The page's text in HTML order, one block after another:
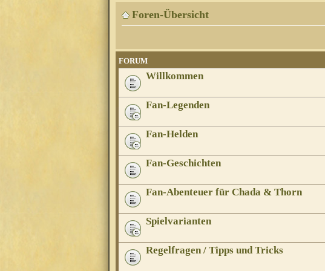
Foren-Übersicht
FORUM
Willkommen
Fan-Legenden
Fan-Helden
Fan-Geschichten
Fan-Abenteuer für Chada & Thorn
Spielvarianten
Regelfragen / Tipps und Tricks